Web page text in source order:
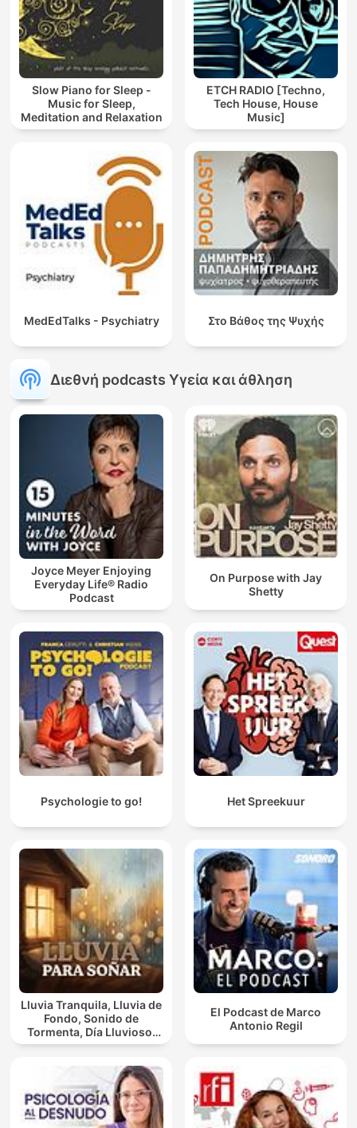
Slow Piano for Sleep -
Music for Sleep,
Meditation and Relaxation
ETCH RADIO [Techno,
Tech House, House
Music]
MedEdTalks - Psychiatry Στο Βάθος της Ψυχής
Διεθνή podcasts Υγεία και άθληση
Joyce Meyer Enjoying
Everyday Life® Radio
Podcast
On Purpose with Jay
Shetty
Psychologie to go! Het Spreekuur
Lluvia Tranquila, Lluvia de
Fondo, Sonido de
Tormenta, Día Lluvioso,
Lluvia Para Soñar
El Podcast de Marco
Antonio Regil